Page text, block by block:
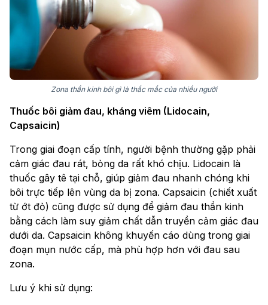
Zona thần kinh bôi gì là thắc mắc của nhiều người
Thuốc bôi giảm đau, kháng viêm (Lidocain,
Capsaicin)
Trong giai đoạn cấp tính, người bệnh thường gặp phải
cảm giác đau rát, bỏng da rất khó chịu. Lidocain là
thuốc gây tê tại chỗ, giúp giảm đau nhanh chóng khi
bôi trực tiếp lên vùng da bị zona. Capsaicin (chiết xuất
từ ớt đỏ) cũng được sử dụng để giảm đau thần kinh
bằng cách làm suy giảm chất dẫn truyền cảm giác đau
dưới da. Capsaicin không khuyến cáo dùng trong giai
đoạn mụn nước cấp, mà phù hợp hơn với đau sau
zona.
Lưu ý khi sử dụng: